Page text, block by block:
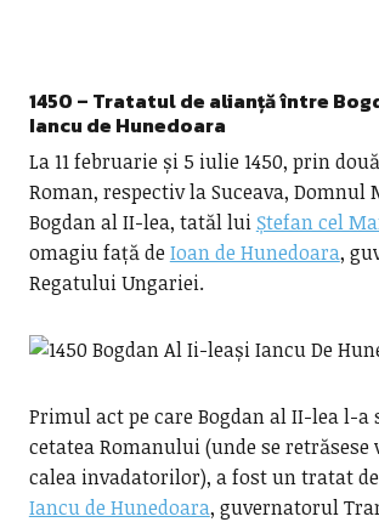
1450 – Tratatul de alianță între
Iancu de Hunedoara
La 11 februarie și 5 iulie 1450, prin
Roman, respectiv la Suceava, Domnul
Bogdan al II-lea, tatăl lui Ștefan cel
omagiu față deIoan de Hunedoara,
Regatului Ungariei.
Primul act pe care Bogdan al II-lea l-
cetatea Romanului (unde se
calea invadatorilor), a fost un tratat
Iancu de Hunedoara, guvernatorul